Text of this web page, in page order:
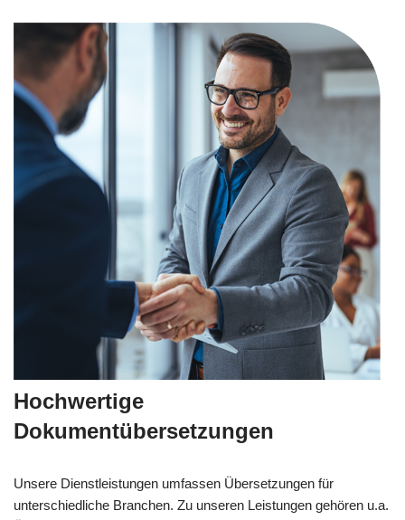
Hochwertige
Dokumentübersetzungen
Unsere Dienstleistungen umfassen Übersetzungen für
unterschiedliche Branchen. Zu unseren Leistungen gehören u.a.